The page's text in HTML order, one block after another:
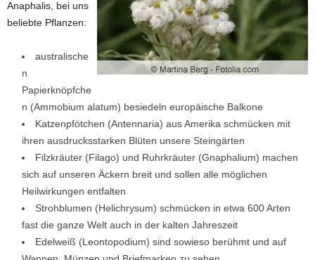
Anaphalis, bei uns
beliebte Pflanzen:
australische
n
Papierknöpfche
n (Ammobium alatum) besiedeln europäische Balkone
Katzenpfötchen (Antennaria) aus Amerika schmücken mit
ihren ausdrucksstarken Blüten unsere Steingärten
Filzkräuter (Filago) und Ruhrkräuter (Gnaphalium) machen
sich auf unseren Äckern breit und sollen alle möglichen
Heilwirkungen entfalten
Strohblumen (Helichrysum) schmücken in etwa 600 Arten
fast die ganze Welt auch in der kalten Jahreszeit
Edelweiß (Leontopodium) sind sowieso berühmt und auf